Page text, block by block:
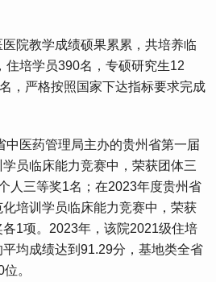
教学成绩硕果累累，共培养临
住培学员390名，专硕研究生12
，严格按照国家下达指标要求完成
医药管理局主办的贵州省第一届
员临床能力竞赛中，荣获团体三
人三等奖1名；在2023年度贵州省
培训学员临床能力竞赛中，荣获
1项。2023年，该院2021级住培
均成绩达到91.29分，基地类全省
。